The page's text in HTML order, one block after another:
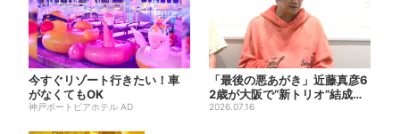
今すぐリゾート行きたい！車
がなくてもOK
神戸ポートピアホテル AD
「最後の悪あがき」近藤真彦6
2歳が大阪で“新トリオ”結成？
メッセ黒田との「街ブラ...
2026.07.16